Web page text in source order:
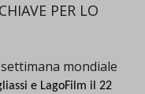
PER LO
mondiale
e LagoFilm il 22